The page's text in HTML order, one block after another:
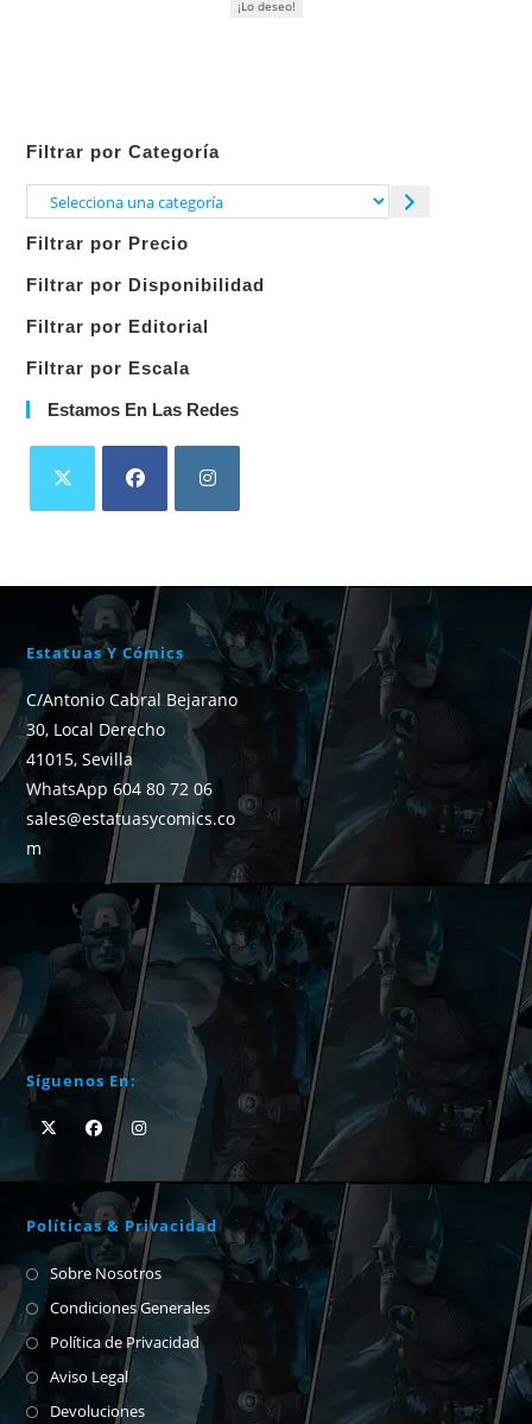
¡Lo deseo!
Filtrar por Categoría
Selecciona
categoría
Filtrar por Precio
Filtrar por Disponibilidad
Filtrar por Editorial
Filtrar por Escala
Estamos En Las Redes
Estatuas Y Cómics
C/Antonio Cabral Bejarano
30, Local Derecho
41015, Sevilla
WhatsApp 604 80 72 06
sales@estatuasycomics.co
m
Síguenos En:
Políticas & Privacidad
Sobre Nosotros
Condiciones Generales
Política de Privacidad
Aviso Legal
Devoluciones